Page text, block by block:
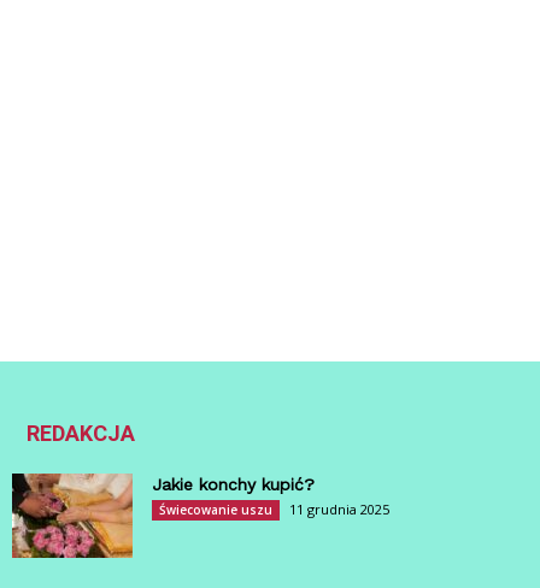
REDAKCJA
Jakie konchy kupić?
Świecowanie uszu 11 grudnia 2025